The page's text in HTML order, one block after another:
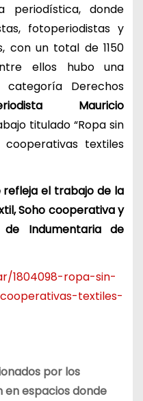
periodística, donde
fotoperiodistas y
con un total de 1150
ellos hubo una
Derechos
Mauricio
titulado “Ropa sin
textiles
el trabajo de la
Soho cooperativa y
Indumentaria de
1804098-ropa-sin-
textiles-
por los
espacios donde